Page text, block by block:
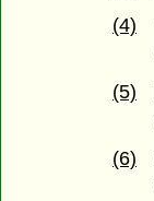
(4)
(5)
(6)